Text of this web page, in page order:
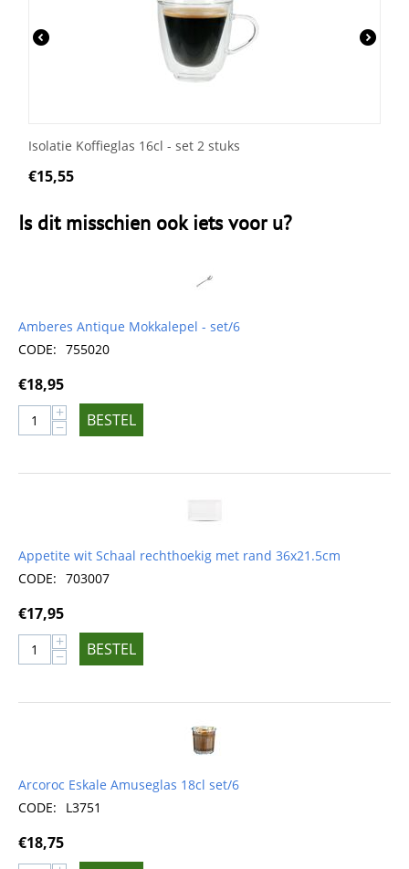
Isolatie Koffieglas 16cl - set 2 stuks
€15,55
Is dit misschien ook iets voor u?
Amberes Antique Mokkalepel - set/6
CODE: 755020
€18,95
+
− BESTEL
Appetite wit Schaal rechthoekig met rand 36x21.5cm
CODE: 703007
€17,95
+
− BESTEL
Arcoroc Eskale Amuseglas 18cl set/6
CODE:
L3751
€18,75